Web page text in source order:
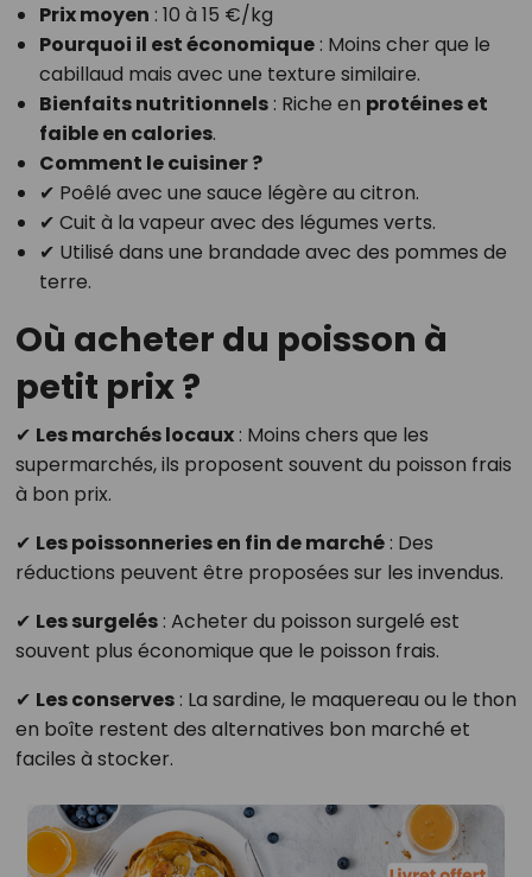
Prix moyen : 10 à 15 €/kg
Pourquoi il est économique: Moins cher que le
cabillaud mais avec une texture similaire.
Bienfaits nutritionnels: Riche en protéines et
faible en calories.
Comment le cuisiner ?
✔ Poêlé avec une sauce légère au citron.
✔ Cuit à la vapeur avec des légumes verts.
✔ Utilisé dans une brandade avec des pommes de
terre.
Où acheter du poisson à
petit prix ?
✔ Les marchés locaux: Moins chers que les
supermarchés, ils proposent souvent du poisson frais
à bon prix.
✔ Les poissonneries en fin de marché: Des
réductions peuvent être proposées sur les invendus.
✔ Les surgelés: Acheter du poisson surgelé est
souvent plus économique que le poisson frais.
✔ Les conserves: La sardine, le maquereau ou le thon
en boîte restent des alternatives bon marché et
faciles à stocker.